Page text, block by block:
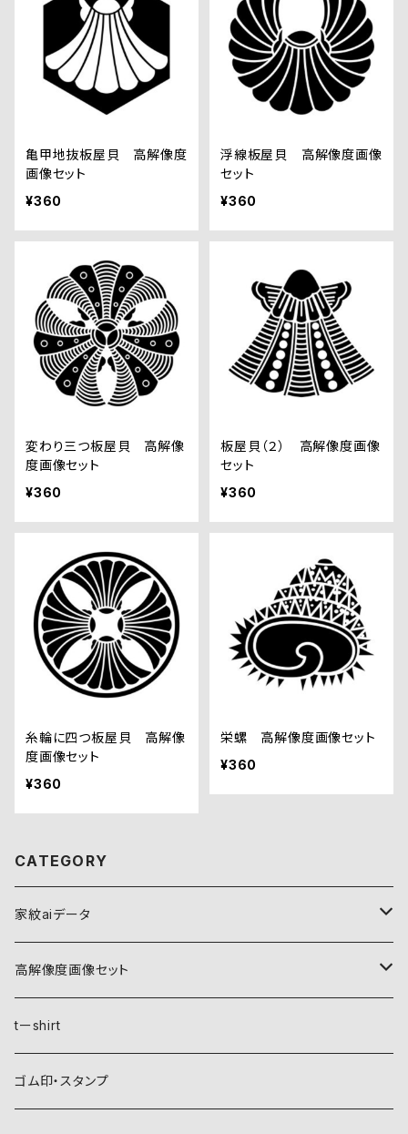
亀甲地抜板屋貝 高解像度
画像セット
¥360
浮線板屋貝 高解像度画像
セット
¥360
変わり三つ板屋貝 高解像
度画像セット
¥360
板屋貝（２） 高解像度画像
セット
¥360
糸輪に四つ板屋貝 高解像
度画像セット
¥360
栄螺 高解像度画像セット
¥360
CATEGORY
家紋aiデータ
自然紋
稲妻
霞
植物紋
葵
動物紋
高解像度画像セット
自然紋
稲妻
植物紋
tーshirt
ゴム印・スタンプ